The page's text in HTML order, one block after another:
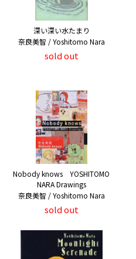
深い深い水たまり
奈良美智 / Yoshitomo Nara
sold out
Nobody knows YOSHITOMO
NARA Drawings
奈良美智 / Yoshitomo Nara
sold out